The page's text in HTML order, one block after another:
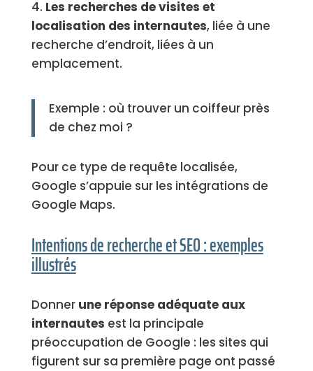
4. Les recherches de visites et
localisation des internautes, liée à une
recherche d’endroit, liées à un
emplacement.
Exemple : où trouver un coiffeur près
de chez moi ?
Pour ce type de requête localisée,
Google s’appuie sur les intégrations de
Google Maps.
Intentions de recherche et SEO : exemples
illustrés
Donner une réponse adéquate aux
internautes est la principale
préoccupation de Google : les sites qui
figurent sur sa première page ont passé